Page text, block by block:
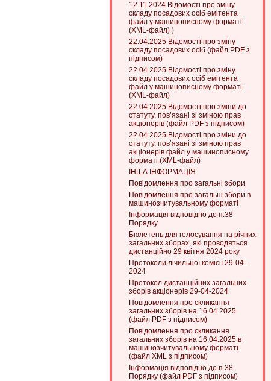
12.11.2024 Відомості про зміну
складу посадових осіб емітента
файл у машинописному форматі
(XML-файл) )
22.04.2025 Відомості про зміну
складу посадових осіб (файл PDF з
підписом)
22.04.2025 Відомості про зміну
складу посадових осіб емітента
файл у машинописному форматі
(XML-файл)
22.04.2025 Відомості про зміни до
статуту, пов’язані зі зміною прав
акціонерів (файл PDF з підписом)
22.04.2025 Відомості про зміни до
статуту, пов’язані зі зміною прав
акціонерів файл у машинописному
форматі (XML-файл)
ІНША ІНФОРМАЦІЯ
Повідомлення про загальні збори
Повідомлення про загальні збори в
машинозчитувальному форматі
Інформація відповідно до п.38
Порядку
Бюлетень для голосування на річних
загальних зборах, які проводяться
дистанційно 29 квітня 2024 року
Протоколи лічильної комісії 29-04-
2024
Протокол дистанційних загальних
зборів акціонерів 29-04-2024
Повідомлення про скликання
загальних зборів на 16.04.2025
(файл PDF з підписом)
Повідомлення про скликання
загальних зборів на 16.04.2025 в
машинозчитувальному форматі
(файл XML з підписом)
Інформація відповідно до п.38
Порядку (файл PDF з підписом)